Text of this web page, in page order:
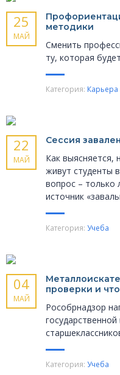
25
МАЙ
методики
Сменить
ту, которая
Категория: Карьера
22
МАЙ
Сессия
Как выясняется,
живут студенты
вопрос – только
источник
Категория: Учеба
04
МАЙ
проверки и
Рособрнадзор
Категория: Учеба